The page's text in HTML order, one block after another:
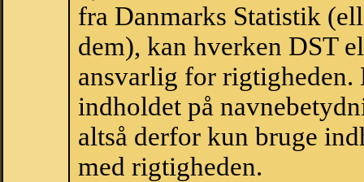
fra Danmarks Statistik
dem), kan hverken DST
ansvarlig for
indholdet på
altså derfor kun bruge
med rigtigheden.